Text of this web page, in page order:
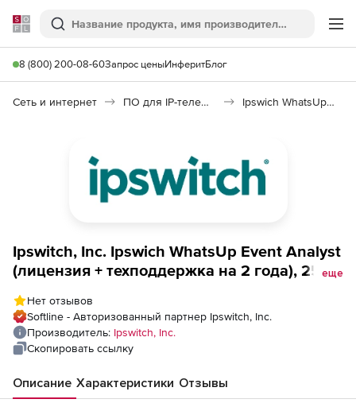
Softline
Поиск
8 (800) 200-08-60Запрос ценыИнферитБлог
Сеть и интернет ПО для IP-телефонии Ipswich WhatsUp Event Analyst
Ipswitch, Inc. Ipswich WhatsUp Event Analyst
(лицензия + техподдержка на 2 года), 25
еще
Нет отзывов
Softline - Авторизованный партнер Ipswitch, Inc.
Производитель: Ipswitch, Inc.
Скопировать ссылку
Описание Характеристики Отзывы